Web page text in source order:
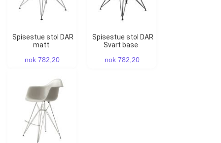
Spisestue stol DAR
matt
nok 782,20
Spisestue stol DAR
Svart base
nok 782,20